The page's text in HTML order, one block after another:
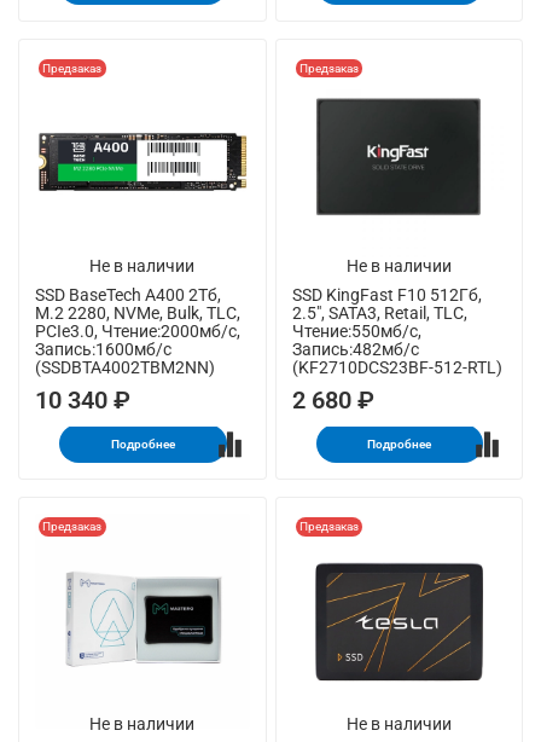
Не в наличии
Предзаказ
SSD BaseTech A400 2Тб,
M.2 2280, NVMe, Bulk, TLC,
PCIe3.0, Чтение:2000мб/с,
Запись:1600мб/с
(SSDBTA4002TBM2NN)
10 340 ₽
Подробнее
Не в наличии
Предзаказ
SSD KingFast F10 512Гб,
2.5", SATA3, Retail, TLC,
Чтение:550мб/с,
Запись:482мб/с
(KF2710DCS23BF-512-RTL)
2 680 ₽
Подробнее
Не в наличии
Предзаказ
Не в наличии
Предзаказ